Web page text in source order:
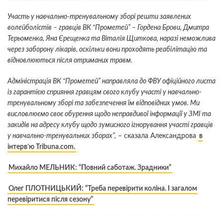
Участь у навчально-тренувальному зборі решти заявлених
волейболістів – гравців ВК “Прометей” – Гордена Брови, Дмитра
Терьоменка, Яна Єрещенка та Віталія Щиткова, наразі неможлива
через заборону лікарів, оскільки вони проходять реабілітацію та
відновлюються після отриманих травм.
Адміністрація ВК “Прометей” направляла до ФВУ офіційного листа
із гарантією сприяння гравцям свого клубу участі у навчально-
тренувальному зборі та забезпечення їм відповідних умов. Ми
висловлюємо своє обурення щодо неправдивої інформації у ЗМІ та
закидів на адресу клубу щодо зумисного ігнорування участі гравців
у навчально-тренувальних зборах”, – сказала Александрова в
інтерв’ю Tribuna.com.
Михайло МЕЛЬНИК: “Повний саботаж. Зрадники”
Олег ПЛОТНИЦЬКИЙ: “Треба перевірити коліна. І загалом
перевіритися після сезону”